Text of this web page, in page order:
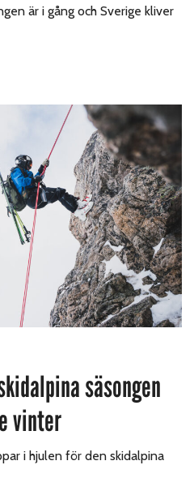
är i gång och Sverige kliver
säsongen
vinter
i hjulen för den skidalpina